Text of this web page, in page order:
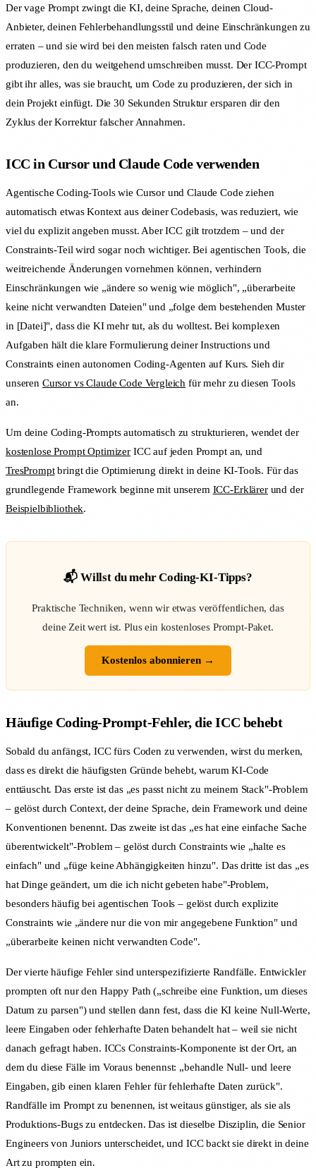
Der vage Prompt zwingt die KI, deine Sprache, deinen Cloud-
Anbieter, deinen Fehlerbehandlungsstil und deine Einschränkungen zu
erraten – und sie wird bei den meisten falsch raten und Code
produzieren, den du weitgehend umschreiben musst. Der ICC-Prompt
gibt ihr alles, was sie braucht, um Code zu produzieren, der sich in
dein Projekt einfügt. Die 30 Sekunden Struktur ersparen dir den
Zyklus der Korrektur falscher Annahmen.
ICC in Cursor und Claude Code verwenden
Agentische Coding-Tools wie Cursor und Claude Code ziehen
automatisch etwas Kontext aus deiner Codebasis, was reduziert, wie
viel du explizit angeben musst. Aber ICC gilt trotzdem – und der
Constraints-Teil wird sogar noch wichtiger. Bei agentischen Tools, die
weitreichende Änderungen vornehmen können, verhindern
Einschränkungen wie „ändere so wenig wie möglich", „überarbeite
keine nicht verwandten Dateien" und „folge dem bestehenden Muster
in [Datei]", dass die KI mehr tut, als du wolltest. Bei komplexen
Aufgaben hält die klare Formulierung deiner Instructions und
Constraints einen autonomen Coding-Agenten auf Kurs. Sieh dir
unseren Cursor vs Claude Code Vergleich für mehr zu diesen Tools
an.
Um deine Coding-Prompts automatisch zu strukturieren, wendet der
kostenlose Prompt OptimizerICC auf jeden Prompt an, und
TresPromptbringt die Optimierung direkt in deine KI-Tools. Für das
grundlegende Framework beginne mit unserem ICC-Erklärerund der
Beispielbibliothek.
📬 Willst du mehr Coding-KI-Tipps?
Praktische Techniken, wenn wir etwas veröffentlichen, das
deine Zeit wert ist. Plus ein kostenloses Prompt-Paket.
Kostenlos abonnieren →
Häufige Coding-Prompt-Fehler, die ICC behebt
Sobald du anfängst, ICC fürs Coden zu verwenden, wirst du merken,
dass es direkt die häufigsten Gründe behebt, warum KI-Code
enttäuscht. Das erste ist das „es passt nicht zu meinem Stack"-Problem
– gelöst durch Context, der deine Sprache, dein Framework und deine
Konventionen benennt. Das zweite ist das „es hat eine einfache Sache
überentwickelt"-Problem – gelöst durch Constraints wie „halte es
einfach" und „füge keine Abhängigkeiten hinzu". Das dritte ist das „es
hat Dinge geändert, um die ich nicht gebeten habe"-Problem,
besonders häufig bei agentischen Tools – gelöst durch explizite
Constraints wie „ändere nur die von mir angegebene Funktion" und
„überarbeite keinen nicht verwandten Code".
Der vierte häufige Fehler sind unterspezifizierte Randfälle. Entwickler
prompten oft nur den Happy Path („schreibe eine Funktion, um dieses
Datum zu parsen") und stellen dann fest, dass die KI keine Null-Werte,
leere Eingaben oder fehlerhafte Daten behandelt hat – weil sie nicht
danach gefragt haben. ICCs Constraints-Komponente ist der Ort, an
dem du diese Fälle im Voraus benennst: „behandle Null- und leere
Eingaben, gib einen klaren Fehler für fehlerhafte Daten zurück".
Randfälle im Prompt zu benennen, ist weitaus günstiger, als sie als
Produktions-Bugs zu entdecken. Das ist dieselbe Disziplin, die Senior
Engineers von Juniors unterscheidet, und ICC backt sie direkt in deine
Art zu prompten ein.